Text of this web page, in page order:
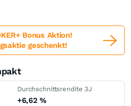
Bonus Aktion!
geschenkt!
Durchschnittsrendite 3J
+6,62%